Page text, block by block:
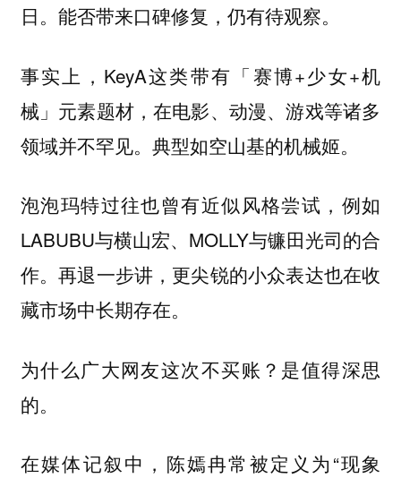
日。能否带来口碑修复，仍有待观察。
事实上，KeyA这类带有「赛博+少女+机
械」元素题材，在电影、动漫、游戏等诸多
领域并不罕见。典型如空山基的机械姬。
泡泡玛特过往也曾有近似风格尝试，例如
LABUBU与横山宏、MOLLY与镰田光司的合
作。再退一步讲，更尖锐的小众表达也在收
藏市场中长期存在。
为什么广大网友这次不买账？是值得深思
的。
在媒体记叙中，陈嫣冉常被定义为“现象